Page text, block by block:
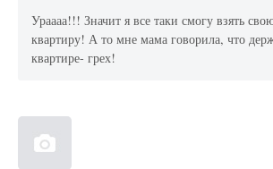
Ураааа!!! Значит я все таки смогу взять
квартиру! А то мне мама говорила, что
квартире- грех!